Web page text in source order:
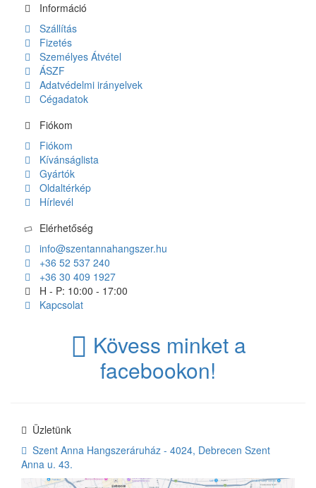
Információ
Szállítás
Fizetés
Személyes Átvétel
ÁSZF
Adatvédelmi irányelvek
Cégadatok
Fiókom
Fiókom
Kívánságlista
Gyártók
Oldaltérkép
Hírlevél
Elérhetőség
info@szentannahangszer.hu
+36 52 537 240
+36 30 409 1927
H - P: 10:00 - 17:00
Kapcsolat
Kövess minket a
facebookon!
Üzletünk
Szent Anna Hangszeráruház - 4024, Debrecen Szent
Anna u. 43.